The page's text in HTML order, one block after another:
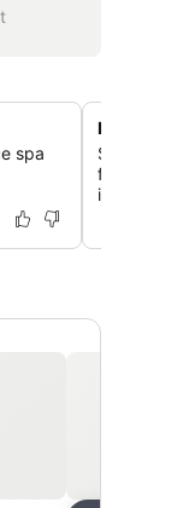
spa
Petit-
Savoure
italien